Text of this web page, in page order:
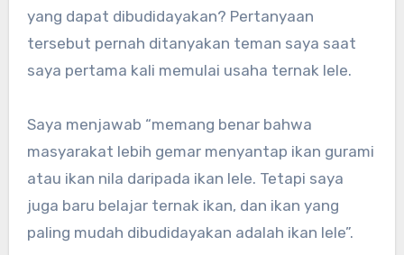
yang dapat dibudidayakan? Pertanyaan
tersebut pernah ditanyakan teman saya saat
saya pertama kali memulai usaha ternak lele.
Saya menjawab “memang benar bahwa
masyarakat lebih gemar menyantap ikan gurami
atau ikan nila daripada ikan lele. Tetapi saya
juga baru belajar ternak ikan, dan ikan yang
paling mudah dibudidayakan adalah ikan lele”.